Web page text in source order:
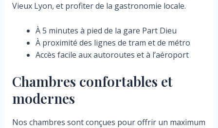
Vieux Lyon, et profiter de la gastronomie locale.
À 5 minutes à pied de la gare Part Dieu
À proximité des lignes de tram et de métro
Accès facile aux autoroutes et à l’aéroport
Chambres confortables et
modernes
Nos chambres sont conçues pour offrir un maximum